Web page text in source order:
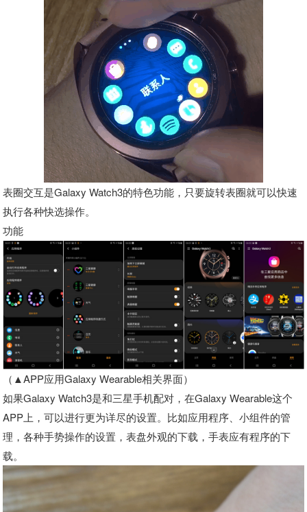
表圈交互是Galaxy Watch3的特色功能，只要旋转表圈就可以快速
执行各种快选操作。
功能
（▲APP应用Galaxy Wearable相关界面）
如果Galaxy Watch3是和三星手机配对，在Galaxy Wearable这个
APP上，可以进行更为详尽的设置。比如应用程序、小组件的管
理，各种手势操作的设置，表盘外观的下载，手表应有程序的下
载。